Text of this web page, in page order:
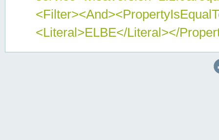
<Literal>ELBE</Literal></